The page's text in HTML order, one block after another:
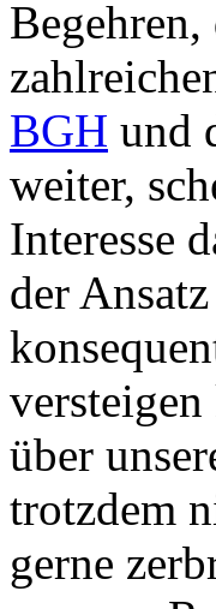
BGH und
weiter,
Interesse
der
über
trotzdem
gerne